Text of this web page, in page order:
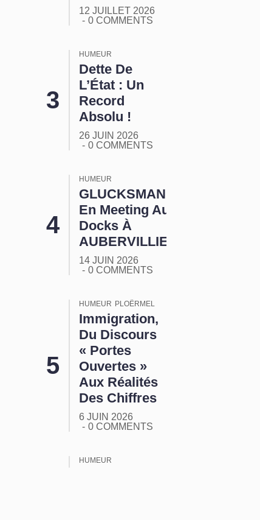
12 JUILLET 2026
0 COMMENTS
HUMEUR
Dette De
L’État : Un
Record
Absolu !
26 JUIN 2026
0 COMMENTS
HUMEUR
GLUCKSMANN
En Meeting Aux
Docks À
AUBERVILLIERS
14 JUIN 2026
0 COMMENTS
HUMEUR PLOËRMEL
Immigration,
Du Discours
« Portes
Ouvertes »
Aux Réalités
Des Chiffres
6 JUIN 2026
0 COMMENTS
HUMEUR